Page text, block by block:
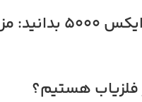
و قیمت
فلزیاب هستیم؟